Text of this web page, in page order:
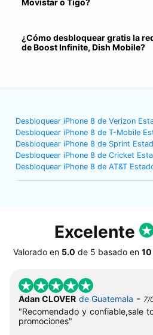
Movistar o Tigo?
¿Cómo desbloquear gratis la
de Boost Infinite, Dish Mobile?
Desbloquear iPhone 8 de Verizon
Desbloquear iPhone 8 de T-Mobile
Desbloquear iPhone 8 de Sprint
Desbloquear iPhone 8 de Cricket
Desbloquear iPhone 8 de AT&T
Excelente
Valorado en 5.0 de 5 basado en
Adan CLOVER de Guatemala - 7/
"Recomendado y confiable,sale
promociones"